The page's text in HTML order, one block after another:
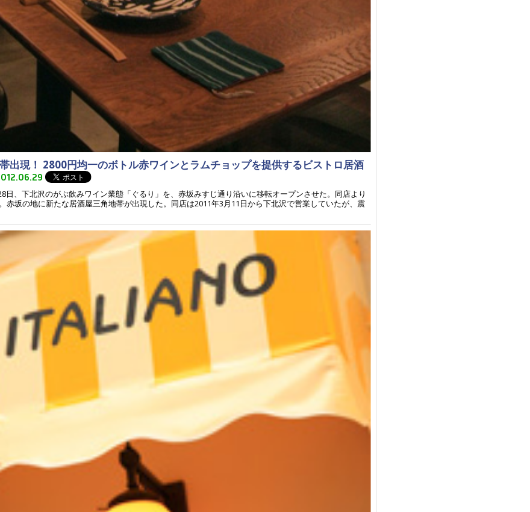
出現！ 2800円均一のボトル赤ワインとラムチョップを提供するビストロ居酒
日、下北沢のがぶ飲みワイン業態「ぐるり」を、赤坂みすじ通り沿いに移転オープンさせた。同店より
赤坂の地に新たな居酒屋三角地帯が出現した。同店は2011年3月11日から下北沢で営業していたが、震